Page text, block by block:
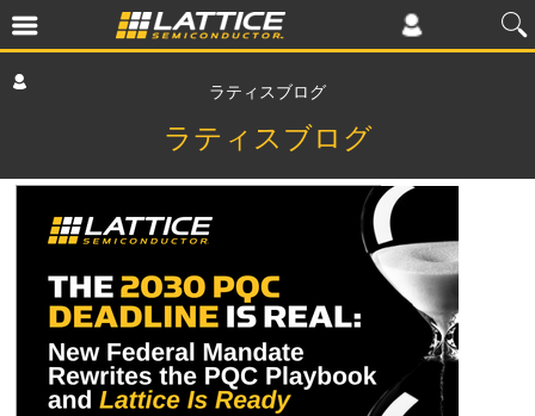
ラティスブログ
ラティスブログ